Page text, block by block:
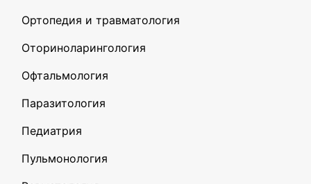
Ортопедия и травматология
Оториноларингология
Офтальмология
Паразитология
Педиатрия
Пульмонология